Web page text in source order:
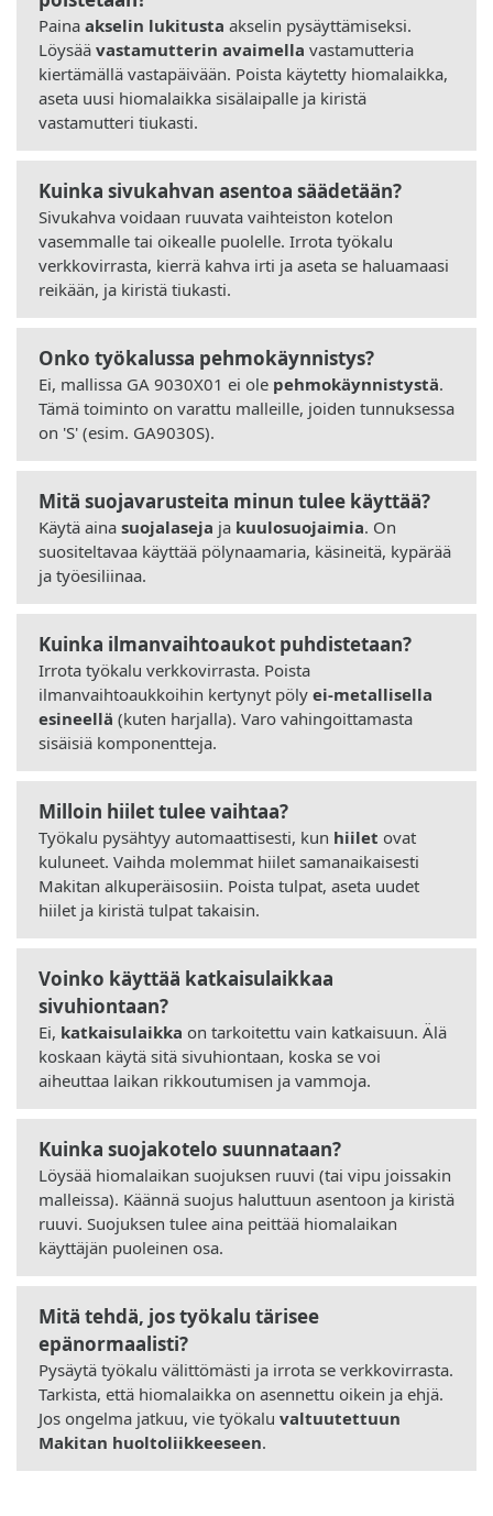
Paina akselin lukitusta akselin pysäyttämiseksi.
Löysää vastamutterin avaimella vastamutteria
kiertämällä vastapäivään. Poista käytetty hiomalaikka,
aseta uusi hiomalaikka sisälaipalle ja kiristä
vastamutteri tiukasti.
Kuinka sivukahvan asentoa säädetään?
Sivukahva voidaan ruuvata vaihteiston kotelon
vasemmalle tai oikealle puolelle. Irrota työkalu
verkkovirrasta, kierrä kahva irti ja aseta se haluamaasi
reikään, ja kiristä tiukasti.
Onko työkalussa pehmokäynnistys?
Ei, mallissa GA 9030X01 ei ole pehmokäynnistystä.
Tämä toiminto on varattu malleille, joiden tunnuksessa
on 'S' (esim. GA9030S).
Mitä suojavarusteita minun tulee käyttää?
Käytä aina suojalaseja ja kuulosuojaimia. On
suositeltavaa käyttää pölynaamaria, käsineitä, kypärää
ja työesiliinaa.
Kuinka ilmanvaihtoaukot puhdistetaan?
Irrota työkalu verkkovirrasta. Poista
ilmanvaihtoaukkoihin kertynyt pöly ei-metallisella
esineellä (kuten harjalla). Varo vahingoittamasta
sisäisiä komponentteja.
Milloin hiilet tulee vaihtaa?
Työkalu pysähtyy automaattisesti, kun hiilet ovat
kuluneet. Vaihda molemmat hiilet samanaikaisesti
Makitan alkuperäisosiin. Poista tulpat, aseta uudet
hiilet ja kiristä tulpat takaisin.
Voinko käyttää katkaisulaikkaa
sivuhiontaan?
Ei, katkaisulaikka on tarkoitettu vain katkaisuun. Älä
koskaan käytä sitä sivuhiontaan, koska se voi
aiheuttaa laikan rikkoutumisen ja vammoja.
Kuinka suojakotelo suunnataan?
Löysää hiomalaikan suojuksen ruuvi (tai vipu joissakin
malleissa). Käännä suojus haluttuun asentoon ja kiristä
ruuvi. Suojuksen tulee aina peittää hiomalaikan
käyttäjän puoleinen osa.
Mitä tehdä, jos työkalu tärisee
epänormaalisti?
Pysäytä työkalu välittömästi ja irrota se verkkovirrasta.
Tarkista, että hiomalaikka on asennettu oikein ja ehjä.
Jos ongelma jatkuu, vie työkalu valtuutettuun
Makitan huoltoliikkeeseen.